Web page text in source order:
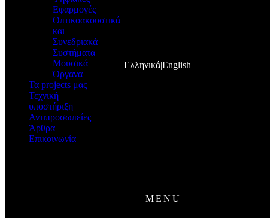
Εφαρμογές
Οπτικοακουστικά
και
Συνεδριακά
Συστήματα
Μουσικά
Όργανα
Τα projects μας
Τεχνική
υποστήριξη
Αντιπροσωπείες
Άρθρα
Επικοινωνία
MENU
Ελληνικά English